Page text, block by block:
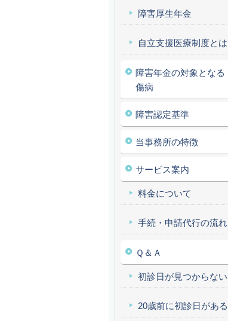
障害厚生年金
自立支援医療制度とは
障害年金の対象となる
傷病
障害認定基準
当事務所の特徴
サービス案内
料金について
手続・申請代行の流れ
Ｑ＆Ａ
初診日が見つからない
20歳前に初診日がある